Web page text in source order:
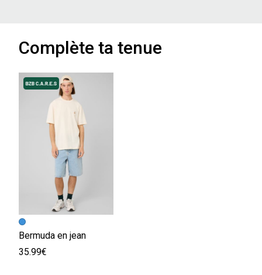
Complète ta tenue
Bermuda en jean
35.99€